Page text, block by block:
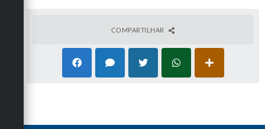
COMPARTILHAR